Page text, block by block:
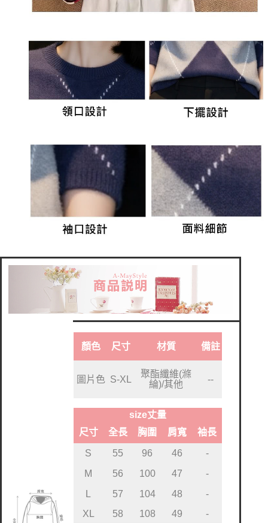
顏色 尺寸 材質 備註
圖片色 S-XL
聚酯纖維(滌
綸)/其他
--
size丈量
尺寸
全長 胸圍 肩寬 袖長
S 55 96 46
-
M
56 100 47
-
L
57 104 48
-
XL
58 108 49 -